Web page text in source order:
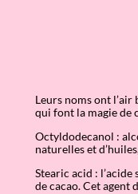
Leurs noms ont
qui font la magie de
Octyldodecanol :
naturelles et
Stearic acid :
de cacao. Cet agent